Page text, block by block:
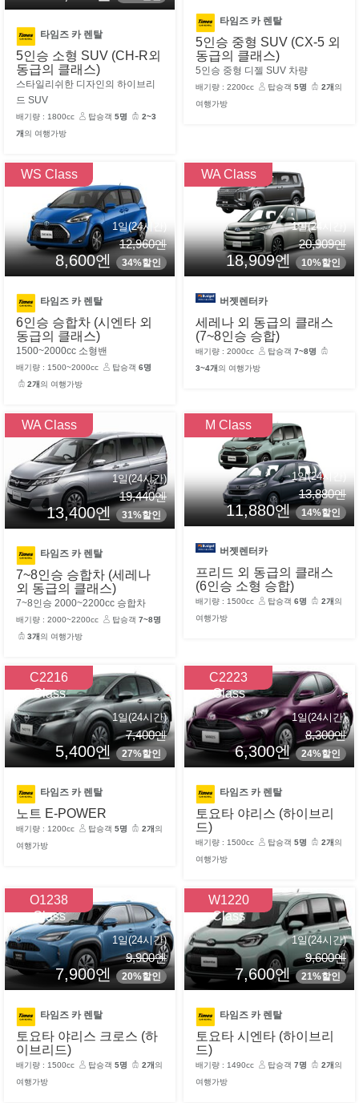
타임즈 카 렌탈
5인승 소형 SUV (CH-R외
동급의 클래스)
스타일리쉬한 디자인의 하이브리
드 SUV
배기량 : 1800cc 탑승객5명
2~3
개 의 여행가방
타임즈 카 렌탈
5인승 중형 SUV (CX-5 외
동급의 클래스)
5인승 중형 디젤 SUV 차량
배기량 : 2200cc 탑승객5명 2개 의
여행가방
WS Class
1일(24시간)
12,960엔
8,600엔 34%할인
타임즈 카 렌탈
6인승 승합차 (시엔타 외
동급의 클래스)
1500~2000cc 소형밴
배기량 : 1500~2000cc 탑승객6명
2개 의 여행가방
WA Class
1일(24시간)
20,909엔
18,909엔 10%할인
버젯렌터카
세레나 외 동급의 클래스
(7~8인승 승합)
배기량 : 2000cc 탑승객7~8명
3~4개 의 여행가방
WA Class
1일(24시간)
19,440엔
13,400엔 31%할인
타임즈 카 렌탈
7~8인승 승합차 (세레나
외 동급의 클래스)
7~8인승 2000~2200cc 승합차
배기량 : 2000~2200cc 탑승객7~8명
3개 의 여행가방
M Class
1일(24시간)
13,880엔
11,880엔 14%할인
버젯렌터카
프리드 외 동급의 클래스
(6인승 소형 승합)
배기량 : 1500cc 탑승객6명 2개 의
여행가방
C2216
Class
1일(24시간)
7,400엔
5,400엔 27%할인
타임즈 카 렌탈
노트 E-POWER
배기량 : 1200cc 탑승객5명 2개 의
여행가방
C2223
Class
1일(24시간)
8,300엔
6,300엔 24%할인
타임즈 카 렌탈
토요타 야리스 (하이브리
드)
배기량 : 1500cc 탑승객5명 2개 의
여행가방
O1238
Class
1일(24시간)
9,900엔
7,900엔 20%할인
타임즈 카 렌탈
토요타 야리스 크로스 (하
이브리드)
배기량 : 1500cc 탑승객5명 2개 의
여행가방
W1220
Class
1일(24시간)
9,600엔
7,600엔 21%할인
타임즈 카 렌탈
토요타 시엔타 (하이브리
드)
배기량 : 1490cc 탑승객7명 2개 의
여행가방